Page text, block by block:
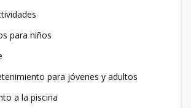
para niños
para jóvenes y adultos
a la piscina